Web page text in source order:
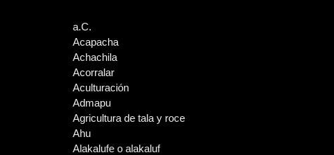
a.C.
Acapacha
Achachila
Acorralar
Aculturación
Admapu
Agricultura de tala y roce
Ahu
Alakalufe o alakaluf